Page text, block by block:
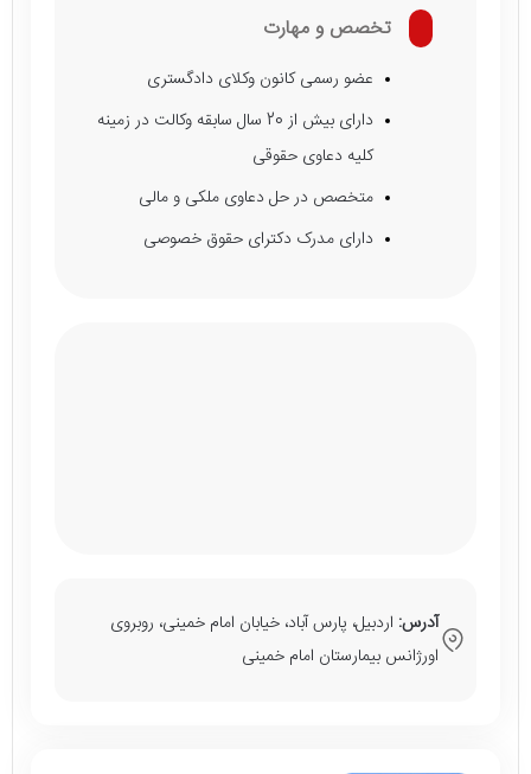
تخصص و مهارت
عضو رسمی کانون وکلای دادگستری
دارای بیش از 20 سال سابقه وکالت در زمینه
کلیه دعاوی حقوقی
متخصص در حل دعاوی ملکی و مالی
دارای مدرک دکترای حقوق خصوصی
آدرس: اردبیل، پارس آباد، خیابان امام خمینی، روبروی
اورژانس بیمارستان امام خمینی